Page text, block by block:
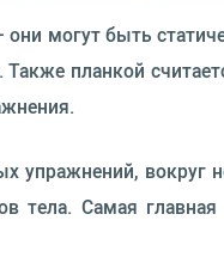
могут быть
планкой
упражнений,
тела. Самая